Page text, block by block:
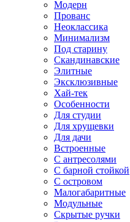
Модерн
Прованс
Неоклассика
Минимализм
Под старину
Скандинавские
Элитные
Эксклюзивные
Хай-тек
Особенности
Для студии
Для хрущевки
Для дачи
Встроенные
С антресолями
С барной стойкой
С островом
Малогабаритные
Модульные
Скрытые ручки